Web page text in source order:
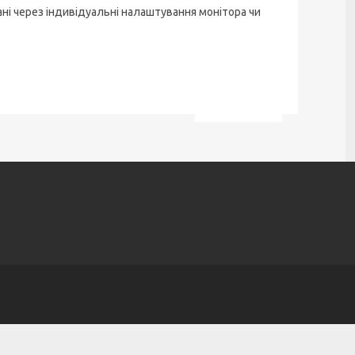
через індивідуальні налаштування монітора чи